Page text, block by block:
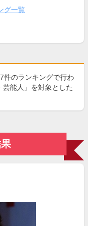
グ一覧
件のランキングで行わ
能人」を対象とした